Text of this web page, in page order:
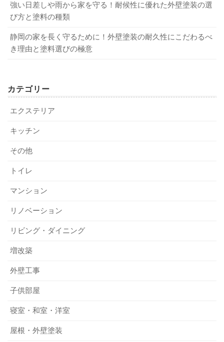
強い日差しや雨から家を守る！耐候性に優れた外壁塗装の選
び方と塗料の種類
静岡の家を長く守るために！外壁塗装の耐久性にこだわるべ
き理由と塗料選びの極意
カテゴリー
エクステリア
キッチン
その他
トイレ
マンション
リノベーション
リビング・ダイニング
増改築
外壁工事
子供部屋
寝室・和室・洋室
屋根・外壁塗装